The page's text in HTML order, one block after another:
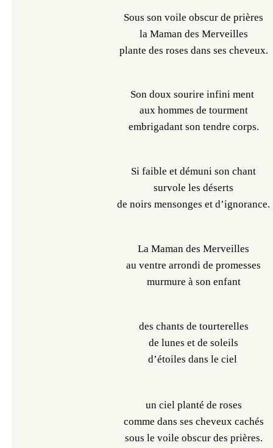
Sous son voile obscur de prières
la Maman des Merveilles
plante des roses dans ses cheveux.
Son doux sourire infini ment
aux hommes de tourment
embrigadant son tendre corps.
Si faible et démuni son chant
survole les déserts
de noirs mensonges et d’ignorance.
La Maman des Merveilles
au ventre arrondi de promesses
murmure à son enfant
des chants de tourterelles
de lunes et de soleils
d’étoiles dans le ciel
un ciel planté de roses
comme dans ses cheveux cachés
sous le voile obscur des prières.